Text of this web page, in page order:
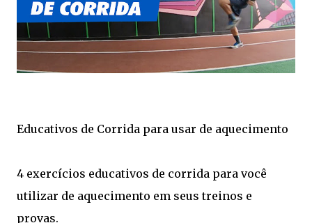
Educativos de Corrida para usar de aquecimento
4 exercícios educativos de corrida para você
utilizar de aquecimento em seus treinos e
provas.